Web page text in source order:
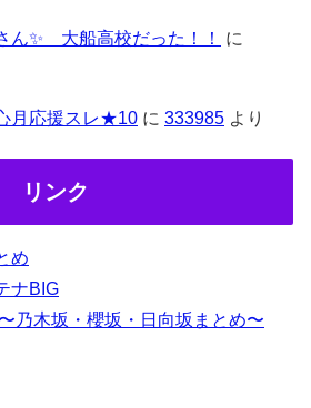
ん✨ 大船高校だった！！
に
月応援スレ★10 に 333985 より
リンク
め
ナBIG
乃木坂・櫻坂・日向坂まとめ〜